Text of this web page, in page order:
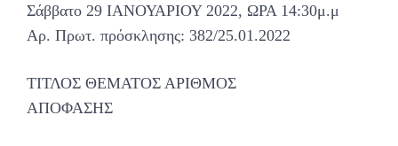
Σάββατο 29 ΙΑΝΟΥΑΡΙΟΥ 2022, ΩΡΑ 14:30μ.μ
Αρ. Πρωτ. πρόσκλησης: 382/25.01.2022
ΤΙΤΛΟΣ ΘΕΜΑΤΟΣ ΑΡΙΘΜΟΣ
ΑΠΟΦΑΣΗΣ